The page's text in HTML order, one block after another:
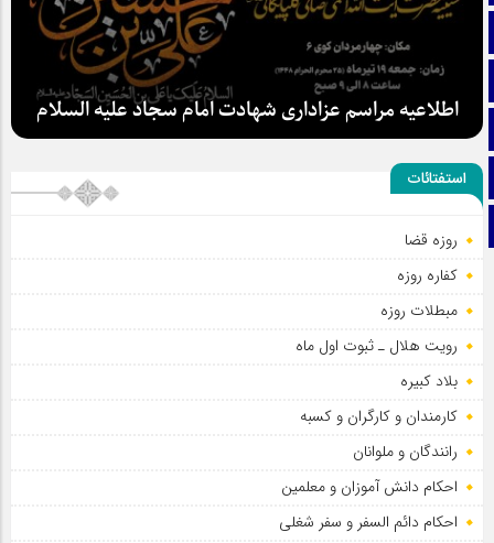
آپارات
اینستاگرام
اطلاعیه مراسم عزاداری شهادت امام سجاد علیه السلام
استفتائات
روزه قضا
کفاره روزه
مبطلات روزه
رویت هلال ـ ثبوت اول ماه
بلاد کبیره
کارمندان و کارگران و کسبه
رانندگان و ملوانان
احکام دانش آموزان و معلمین
احکام دائم السفر و سفر شغلی